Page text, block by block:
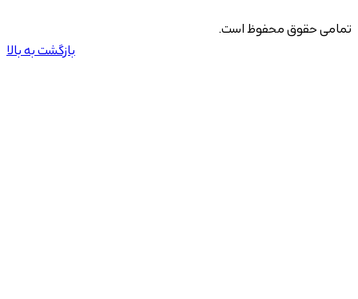
تمامی حقوق محفوظ است.
بازگشت به بالا